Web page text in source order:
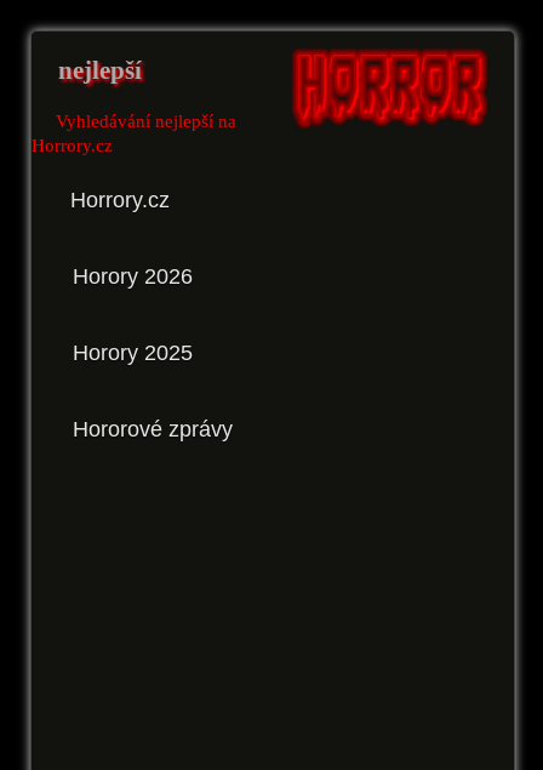
nejlepší
Vyhledávání nejlepší na
Horrory.cz
Horrory.cz
Horory 2026
Horory 2025
Hororové zprávy